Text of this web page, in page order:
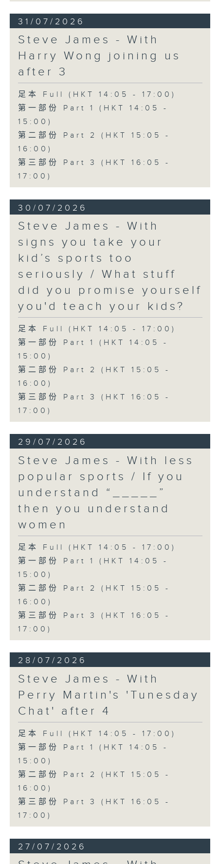
31/07/2026
Steve James - With
Harry Wong joining us
after 3
足本 Full (HKT 14:05 - 17:00)
第一部份 Part 1 (HKT 14:05 -
15:00)
第二部份 Part 2 (HKT 15:05 -
16:00)
第三部份 Part 3 (HKT 16:05 -
17:00)
30/07/2026
Steve James - With
signs you take your
kid’s sports too
seriously / What stuff
did you promise yourself
you'd teach your kids?
足本 Full (HKT 14:05 - 17:00)
第一部份 Part 1 (HKT 14:05 -
15:00)
第二部份 Part 2 (HKT 15:05 -
16:00)
第三部份 Part 3 (HKT 16:05 -
17:00)
29/07/2026
Steve James - With less
popular sports / If you
understand “_____”
then you understand
women
足本 Full (HKT 14:05 - 17:00)
第一部份 Part 1 (HKT 14:05 -
15:00)
第二部份 Part 2 (HKT 15:05 -
16:00)
第三部份 Part 3 (HKT 16:05 -
17:00)
28/07/2026
Steve James - With
Perry Martin's 'Tunesday
Chat' after 4
足本 Full (HKT 14:05 - 17:00)
第一部份 Part 1 (HKT 14:05 -
15:00)
第二部份 Part 2 (HKT 15:05 -
16:00)
第三部份 Part 3 (HKT 16:05 -
17:00)
27/07/2026